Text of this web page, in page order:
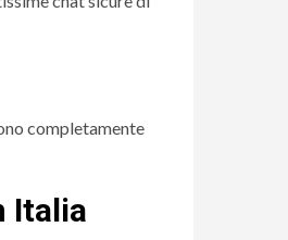
completamente
Italia